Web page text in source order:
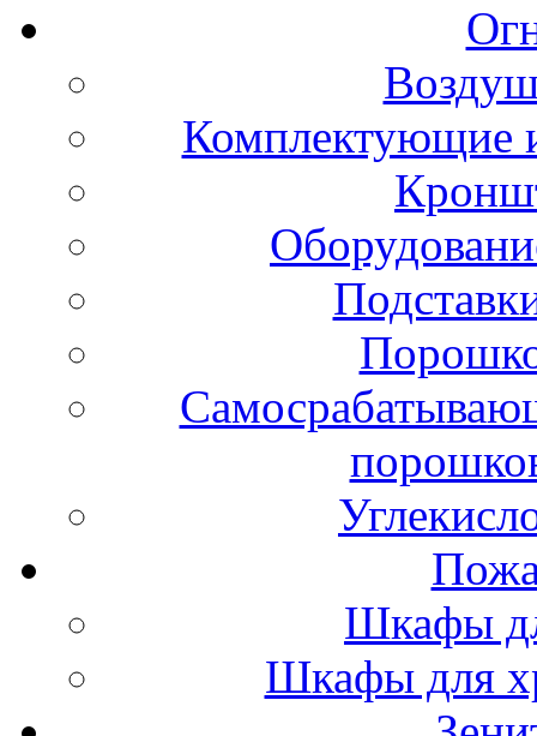
Комплектующие
Шкафы
Шкафы для